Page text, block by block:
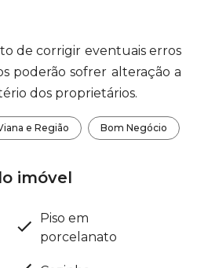
de corrigir eventuais erros
poderão sofrer alteração a
dos proprietários.
e Região Bom Negócio
imóvel
Piso em
porcelanato